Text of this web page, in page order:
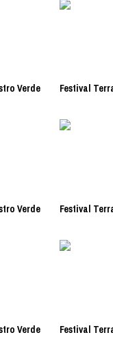
Verde Festival
Verde Festival
Verde Festival